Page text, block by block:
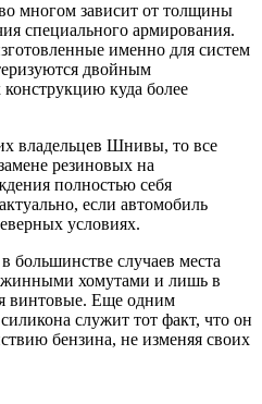
многом зависит от толщины
специального армирования.
именно для систем
двойным
куда более
владельцев Шнивы, то все
резиновых на
полностью себя
если автомобиль
условиях.
большинстве случаев места
хомутами и лишь в
винтовые. Еще одним
служит тот факт, что он
бензина, не изменяя своих